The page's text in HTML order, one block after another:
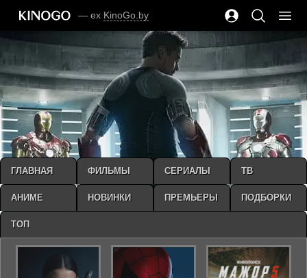
— ex KinoGo.by
ГЛАВНАЯ ФИЛЬМЫ СЕРИАЛЫ ТВ
АНИМЕ НОВИНКИ ПРЕМЬЕРЫ ПОДБОРКИ
ТОП